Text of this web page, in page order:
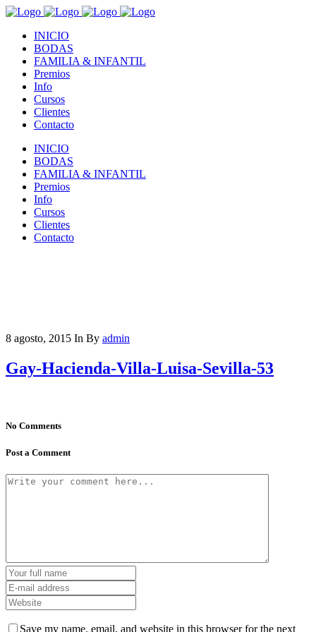
INICIO
BODAS
FAMILIA & INFANTIL
Premios
Info
Cursos
Clientes
Contacto
INICIO
BODAS
FAMILIA & INFANTIL
Premios
Info
Cursos
Clientes
Contacto
8 agosto, 2015 In By admin
Gay-Hacienda-Villa-Luisa-Sevilla-53
No Comments
Post a Comment
Save my name, email, and website in this browser for the next